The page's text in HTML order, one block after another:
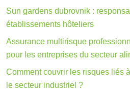
Sun gardens dubrovnik :
établissements hôteliers
Assurance multirisque
pour les entreprises du secteur
Comment couvrir les risques liés
le secteur industriel ?